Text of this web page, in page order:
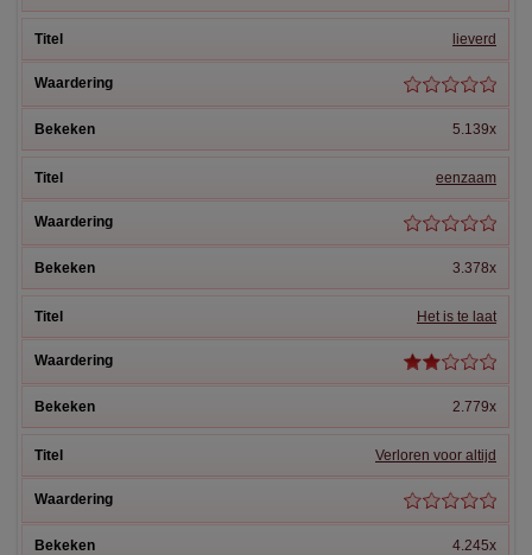
lieverd
5.139x
eenzaam
3.378x
Het is te laat
2.779x
Verloren voor altijd
4.245x